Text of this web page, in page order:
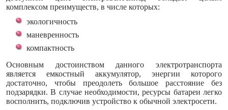
комплексом преимуществ, в числе которых:
экологичность
маневренность
компактность
Основным достоинством данного электротранспорта
является емкостный аккумулятор, энергии которого
достаточно, чтобы преодолеть большое расстояние без
подзарядки. В случае необходимости, ресурсы батареи легко
восполнить, подключив устройство к обычной электросети.